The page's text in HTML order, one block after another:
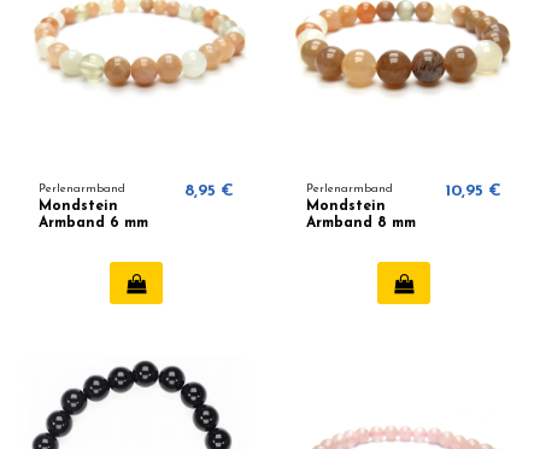
Perlenarmband
Mondstein
Armband 6 mm
8,95 € Perlenarmband
Mondstein
Armband 8 mm
10,95 €